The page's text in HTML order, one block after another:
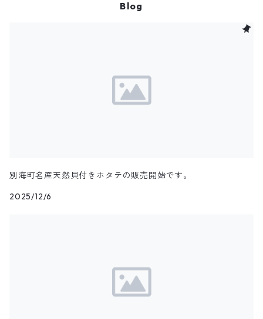
Blog
別海町名産天然貝付きホタテの販売開始です。
2025/12/6